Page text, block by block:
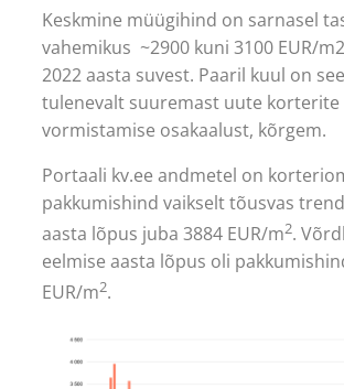
Keskmine müügihind on sarnasel
vahemikus ~2900 kuni 3100 EUR/
2022 aasta suvest. Paaril kuul on
tulenevalt suuremast uute korterite
vormistamise osakaalust, kõrgem.
Portaali kv.ee andmetel on
pakkumishind vaikselt tõusvas
aasta lõpus juba 3884 EUR/m2.
eelmise aasta lõpus oli
EUR/m2.